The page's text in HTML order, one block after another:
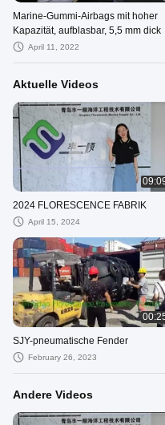
Marine-Gummi-Airbags mit hoher
Kapazität, aufblasbar, 5,5 mm dick
April 11, 2022
Aktuelle Videos
2024 FLORESCENCE FABRIK
April 15, 2024
SJY-pneumatische Fender
February 26, 2023
Andere Videos